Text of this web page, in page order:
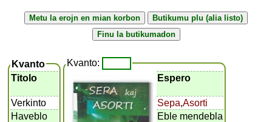
Kvanto
Titolo
Verkinto
Haveblo
Kvanto:
Espero
Sepa,Asorti
Eble mendebla